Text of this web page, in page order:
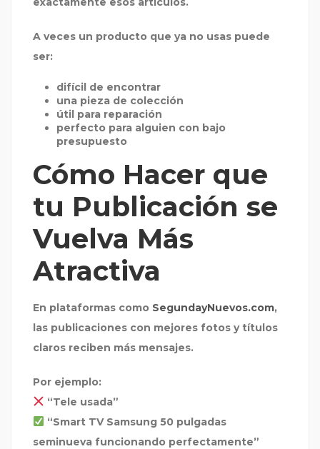
A veces un producto que ya no usas puede
ser:
difícil de encontrar
una pieza de colección
útil para reparación
perfecto para alguien con bajo
presupuesto
Cómo Hacer que
tu Publicación se
Vuelva Más
Atractiva
En plataformas como SegundayNuevos.com,
las publicaciones con mejores fotos y títulos
claros reciben más mensajes.
Por ejemplo:
“Tele usada”
“Smart TV Samsung 50 pulgadas
seminueva funcionando perfectamente”